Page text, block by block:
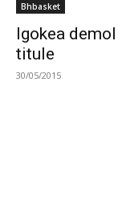
Bhbasket
Igokea
titule
30/05/2015